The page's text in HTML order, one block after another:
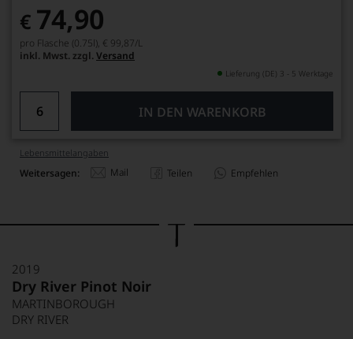
€ 74,90
pro Flasche (0.75l), € 99,87/L
inkl. Mwst. zzgl. Versand
Lieferung (DE) 3 - 5 Werktage
IN DEN WARENKORB
Lebensmittel­angaben
Weitersagen: Mail Teilen Empfehlen
2019
Dry River Pinot Noir
MARTINBOROUGH
DRY RIVER